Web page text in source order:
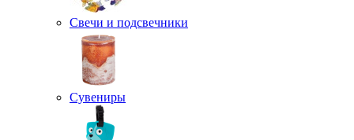
Свечи и подсвечники
Сувениры